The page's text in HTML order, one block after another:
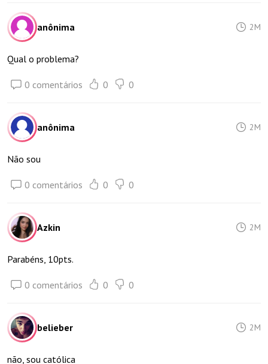
anônima 2M
Qual o problema?
0 comentários 0 0
anônima 2M
Não sou
0 comentários 0 0
Azkin 2M
Parabéns, 10pts.
0 comentários 0 0
belieber 2M
não, sou católica